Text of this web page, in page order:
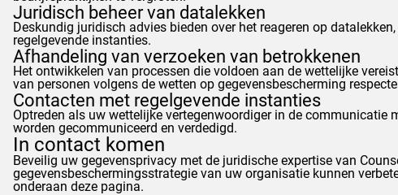
Juridisch beheer van datalekken
Deskundig juridisch advies bieden over het reageren op
regelgevende instanties.
Afhandeling van verzoeken van betrokkenen
Het ontwikkelen van processen die voldoen aan de wettelijke
van personen volgens de wetten op gegevensbescherming
Contacten met regelgevende instanties
Optreden als uw wettelijke vertegenwoordiger in de
worden gecommuniceerd en verdedigd.
In contact komen
Beveilig uw gegevensprivacy met de juridische expertise van
gegevensbeschermingsstrategie van uw organisatie kunnen
onderaan deze pagina.